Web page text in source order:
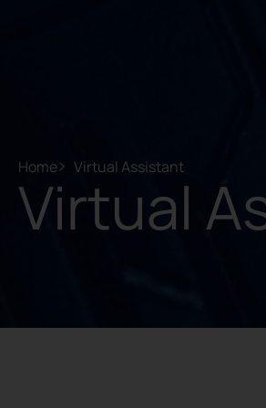
Home Virtual Assistant
Virtual